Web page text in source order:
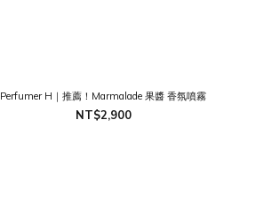
Perfumer H｜推薦！Marmalade 果醬 香氛噴霧
NT$2,900